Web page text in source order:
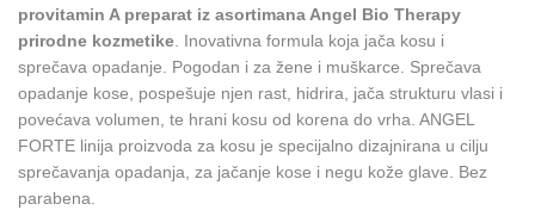
provitamin A preparat iz asortimana Angel Bio Therapy
prirodne kozmetike. Inovativna formula koja jača kosu i
sprečava opadanje. Pogodan i za žene i muškarce. Sprečava
opadanje kose, pospešuje njen rast, hidrira, jača strukturu vlasi i
povećava volumen, te hrani kosu od korena do vrha. ANGEL
FORTE linija proizvoda za kosu je specijalno dizajnirana u cilju
sprečavanja opadanja, za jačanje kose i negu kože glave. Bez
parabena.